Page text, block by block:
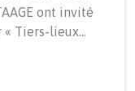
ont invité
« Tiers-lieux…